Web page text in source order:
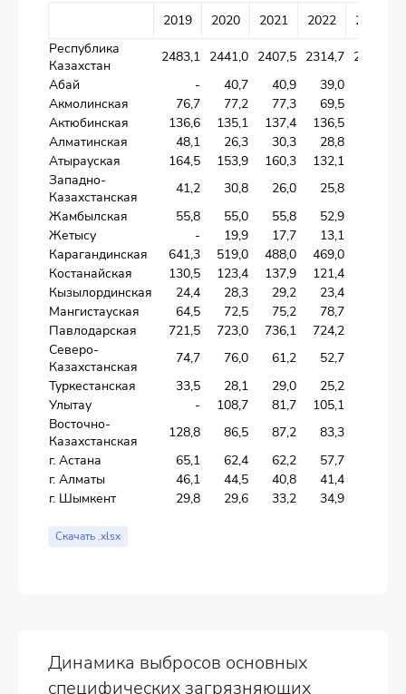
2019 2020 2021 2022
2023
Республика
Казахстан
2483,1 2441,0 2407,5 2314,7 2257,5
Абай
- 40,7 40,9 39,0
Акмолинская
76,7 77,2 77,3 69,5
Актюбинская
136,6 135,1 137,4 136,5
Алматинская
48,1 26,3 30,3 28,8
Атырауская
164,5 153,9 160,3 132,1
Западно-
Казахстанская
41,2 30,8 26,0 25,8
Жамбылская
55,8 55,0 55,8 52,9
Жетысу
- 19,9 17,7 13,1
Карагандинская
641,3 519,0 488,0 469,0
Костанайская
130,5 123,4 137,9 121,4
Кызылординская
24,4 28,3 29,2 23,4
Мангистауская
64,5 72,5 75,2 78,7
Павлодарская
721,5 723,0 736,1 724,2
Северо-
Казахстанская
74,7 76,0 61,2 52,7
Туркестанская
33,5 28,1 29,0 25,2
Улытау
- 108,7 81,7 105,1
Восточно-
Казахстанская
128,8 86,5 87,2 83,3
г. Астана
65,1 62,4 62,2 57,7
г. Алматы
46,1 44,5 40,8 41,4
г. Шымкент
29,8 29,6 33,2 34,9
Скачать .xlsx
Динамика выбросов основных
специфических загрязняющих